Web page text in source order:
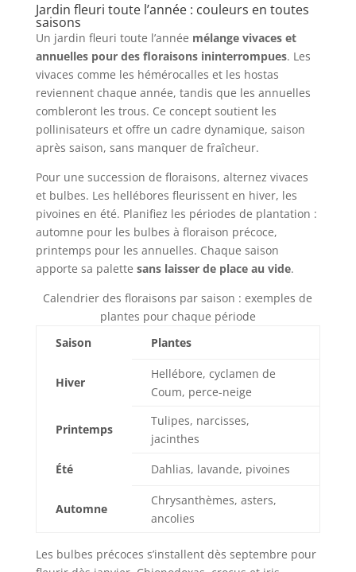
Jardin fleuri toute l’année : couleurs en toutes
saisons
Un jardin fleuri toute l’année mélange vivaces et
annuelles pour des floraisons ininterrompues. Les
vivaces comme les hémérocalles et les hostas
reviennent chaque année, tandis que les annuelles
combleront les trous. Ce concept soutient les
pollinisateurs et offre un cadre dynamique, saison
après saison, sans manquer de fraîcheur.
Pour une succession de floraisons, alternez vivaces
et bulbes. Les hellébores fleurissent en hiver, les
pivoines en été. Planifiez les périodes de plantation :
automne pour les bulbes à floraison précoce,
printemps pour les annuelles. Chaque saison
apporte sa palette sans laisser de place au vide.
Calendrier des floraisons par saison : exemples de
plantes pour chaque période
Saison
Plantes
Hiver
Hellébore, cyclamen de
Coum, perce-neige
Printemps
Tulipes, narcisses,
jacinthes
Été
Dahlias, lavande, pivoines
Automne
Chrysanthèmes, asters,
ancolies
Les bulbes précoces s’installent dès septembre pour